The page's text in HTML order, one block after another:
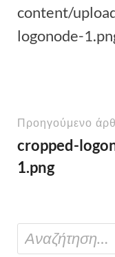
content/
logonode-
Προηγούμενο
cropped-
1.png